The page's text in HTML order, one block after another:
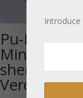
Pu-Erh
Mini Tuo
sheng: Té
Verde